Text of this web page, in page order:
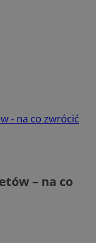
- na co zwrócić
– na co